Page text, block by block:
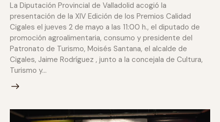
La Diputación Provincial de Valladolid acogió la
presentación de la XIV Edición de los Premios Calidad
Cigales el jueves 2 de mayo a las 11:00 h., el diputado de
promoción agroalimentaria, consumo y presidente del
Patronato de Turismo, Moisés Santana, el alcalde de
Cigales, Jaime Rodríguez , junto a la concejala de Cultura,
Turismo y…